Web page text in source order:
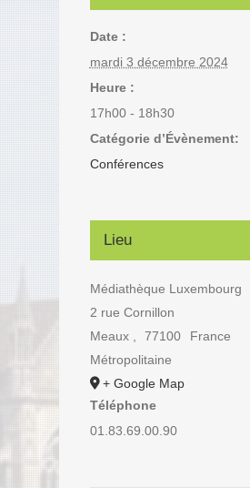
Date :
mardi 3 décembre 2024
Heure :
17h00 - 18h30
Catégorie d’Évènement:
Conférences
Lieu
Médiathèque Luxembourg
2 rue Cornillon
Meaux
77100
France
Métropolitaine
+ Google Map
Téléphone
01.83.69.00.90